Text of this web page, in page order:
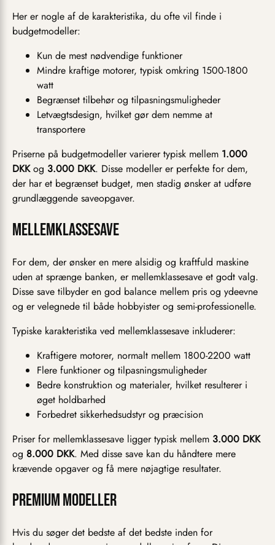
Her er nogle af de karakteristika, du ofte vil finde i
budgetmodeller:
Kun de mest nødvendige funktioner
Mindre kraftige motorer, typisk omkring 1500-1800
watt
Begrænset tilbehør og tilpasningsmuligheder
Letvægtsdesign, hvilket gør dem nemme at
transportere
Priserne på budgetmodeller varierer typisk mellem 1.000
DKKog 3.000 DKK. Disse modeller er perfekte for dem,
der har et begrænset budget, men stadig ønsker at udføre
grundlæggende saveopgaver.
Mellemklassesave
For dem, der ønsker en mere alsidig og kraftfuld maskine
uden at sprænge banken, er mellemklassesave et godt valg.
Disse save tilbyder en god balance mellem pris og ydeevne
og er velegnede til både hobbyister og semi-professionelle.
Typiske karakteristika ved mellemklassesave inkluderer:
Kraftigere motorer, normalt mellem 1800-2200 watt
Flere funktioner og tilpasningsmuligheder
Bedre konstruktion og materialer, hvilket resulterer i
øget holdbarhed
Forbedret sikkerhedsudstyr og præcision
Priser for mellemklassesave ligger typisk mellem 3.000 DKK
og 8.000 DKK. Med disse save kan du håndtere mere
krævende opgaver og få mere nøjagtige resultater.
Premium modeller
Hvis du søger det bedste af det bedste inden for